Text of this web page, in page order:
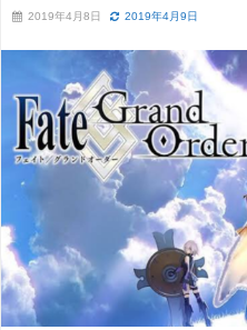
2019年4月8日 2019年4月9日